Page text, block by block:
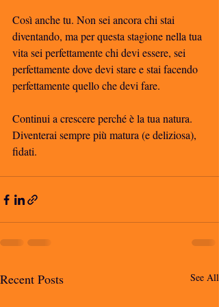
Così anche tu. Non sei ancora chi stai
diventando, ma per questa stagione nella tua
vita sei perfettamente chi devi essere, sei
perfettamente dove devi stare e stai facendo
perfettamente quello che devi fare.
Continui a crescere perché è la tua natura.
Diventerai sempre più matura (e deliziosa),
fidati.
Recent Posts See All